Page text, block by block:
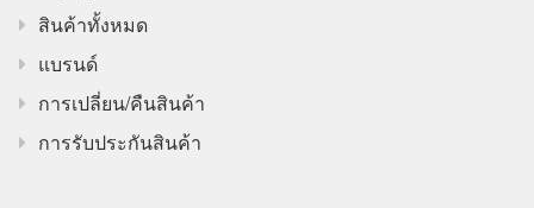
สินค้าทั้งหมด
แบรนด์
การเปลี่ยน/คืนสินค้า
การรับประกันสินค้า